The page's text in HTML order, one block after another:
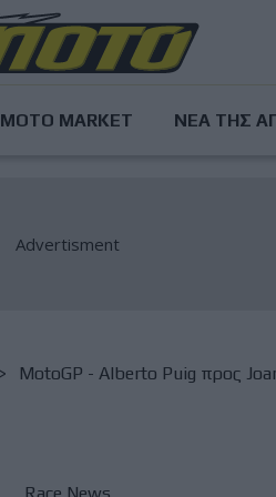
MOTO MARKET ΝΕΑ ΤΗΣ
MotoGP - Alberto Puig προς